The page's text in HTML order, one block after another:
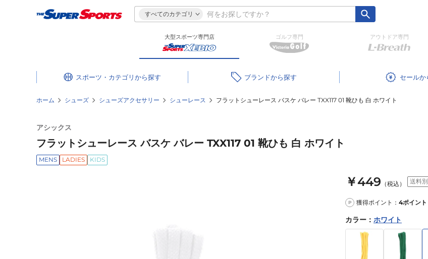
すべてのカテゴリ
大型スポーツ専門店 ゴルフ専門 アウトドア専門
スポーツ・カテゴリ ブランド セール
ホーム シューズ シューズアクセサリー シューレース フラットシューレース バスケ バレー TXX117 01 靴ひも 白 ホワイト
アシックス
フラットシューレース バスケ バレー TXX117 01 靴ひも 白 ホワイト
MENS LADIES KIDS
￥449 （税込） 送料別
P 獲得ポイント： 4ポイント
カラー ： ホワイト